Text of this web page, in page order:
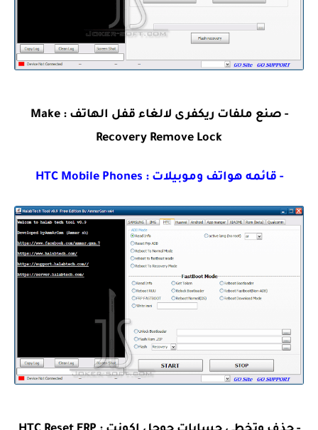
- صنع ملفات ريكفرى لالغاء قفل الهاتف : Make
Recovery Remove Lock
- قائمه هواتف وموبيلات : HTC Mobile Phones